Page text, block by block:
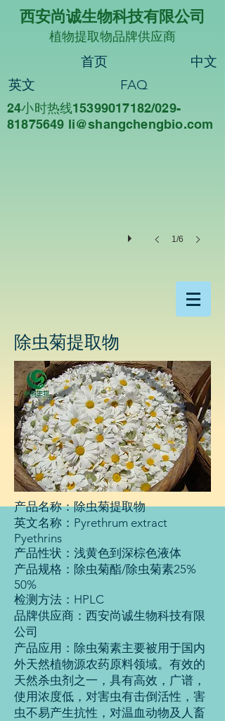
西安尚诚生物科技有限公司
植物提取物品牌供应商
首页
中文
英文
FAQ
24小时热线15399017182/029-
81875649 li@shangchengbio.com
尚诚生物
重
科
技
有
限
公
司
1/6
除虫菊提取物
产品名称：除虫菊提取物
英文名称：Pyrethrum extract
Pyethrins
产品性状：浅黄色到深棕色液体
产品规格：除虫菊酯/除虫菊素25%
50%
检测方法：HPLC
品牌供应商：西安尚诚生物科技有限
公司
产品应用：除虫菊素主要被用于国内
外天然植物源农药原料领域。有效的
天然杀虫剂之一，具有高效，广谱，
使用浓度低，对害虫有击倒活性，害
虫不易产生抗性，对温血动物及人畜